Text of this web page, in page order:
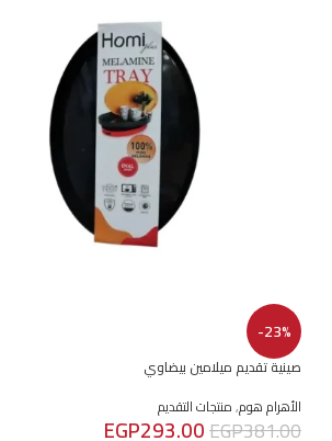
-23%
صينية تقديم ميلامين بيضاوي
الأهرام هوم,منتجات التقديم
EGP381.00
EGP293.00